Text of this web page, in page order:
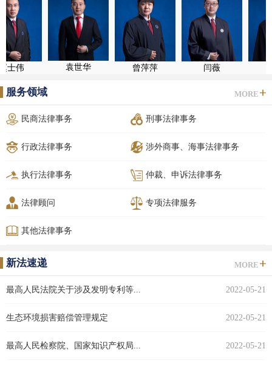
伟 袁世华 曾萍萍 闫薇
服务领域 MORE
民商法律事务 刑事法律事务
行政法律事务 涉外商事、海事法律事务
执行法律事务 仲裁、申诉法律事务
法律顾问 专项法律服务
其他法律事务
新法速递 MORE
最高人民法院关于涉及发明专利等... 2022-05-21
生态环境损害赔偿管理规定 2022-05-21
最高人民检察院、国家知识产权局... 2022-05-21